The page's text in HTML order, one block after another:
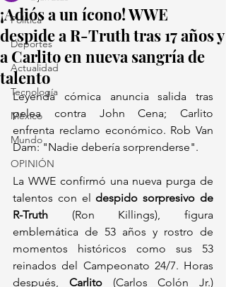
Política
Deportes
Actualidad
Tecnología
México
Mundo
OPINIÓN
¡Adiós a un ícono! WWE
despide a R-Truth tras 17 años y
a Carlito en nueva sangría de
talento
Leyenda cómica anuncia salida tras
pelea contra John Cena; Carlito
enfrenta reclamo económico. Rob Van
Dam: "Nadie debería sorprenderse".
La WWE confirmó una nueva purga de
talentos con el despido sorpresivo de
R-Truth (Ron Killings), figura
emblemática de 53 años y rostro de
momentos históricos como sus 53
reinados del Campeonato 24/7. Horas
después, Carlito (Carlos Colón Jr.)